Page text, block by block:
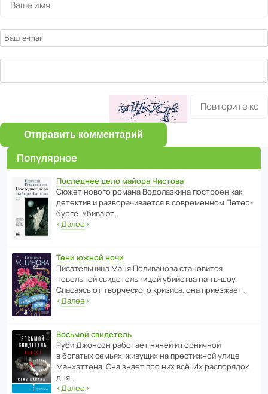
Отправить комментарий
Популярное
Последнее дело майора Чистова
Сюжет нового романа Водо­ла­з­кина пост­роен как
дете­ктив и разво­ра­чи­ва­ется в совре­менном Пете­р­
бурге. Убивают…
‹Далее›
Тени южной ночи
Писа­тель­ница Маня Поли­ва­нова стано­вится
невольной свиде­тель­ницей убийства на тв-шоу.
Спасаясь от твор­че­с­кого кризиса, она приезжает…
‹Далее›
Восьмой свидетель
Руби Джонсон рабо­тает няней и горни­чной
в богатых семьях, живущих на прес­ти­жной улице
Манх­эт­тена. Она знает про них всё. Их распо­рядок
дня…
‹Далее›